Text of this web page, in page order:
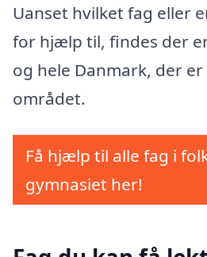
Uanset hvilket fag eller
for hjælp til, findes der
og hele Danmark, der
området.
Få hjælp til alle fag i
gymnasiet her!